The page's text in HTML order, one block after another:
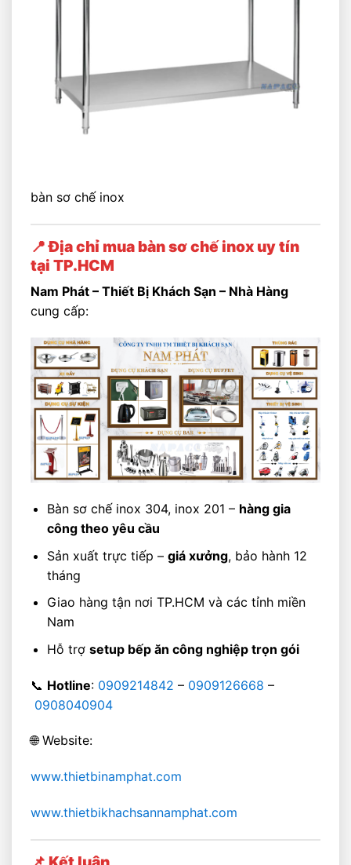
bàn sơ chế inox
📍 Địa chỉ mua bàn sơ chế inox uy tín
tại TP.HCM
Nam Phát – Thiết Bị Khách Sạn – Nhà Hàng
cung cấp:
Bàn sơ chế inox 304, inox 201 – hàng gia
công theo yêu cầu
Sản xuất trực tiếp – giá xưởng, bảo hành 12
tháng
Giao hàng tận nơi TP.HCM và các tỉnh miền
Nam
Hỗ trợ setup bếp ăn công nghiệp trọn gói
📞 Hotline: 0909214842 – 0909126668 –
0908040904
🌐 Website:
www.thietbinamphat.com
www.thietbikhachsannamphat.com